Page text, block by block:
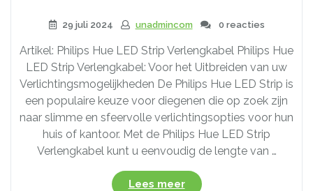
29 juli 2024 unadmincom 0 reacties
Artikel: Philips Hue LED Strip Verlengkabel Philips Hue
LED Strip Verlengkabel: Voor het Uitbreiden van uw
Verlichtingsmogelijkheden De Philips Hue LED Strip is
een populaire keuze voor diegenen die op zoek zijn
naar slimme en sfeervolle verlichtingsopties voor hun
huis of kantoor. Met de Philips Hue LED Strip
Verlengkabel kunt u eenvoudig de lengte van …
Lees meer“Uitbreid